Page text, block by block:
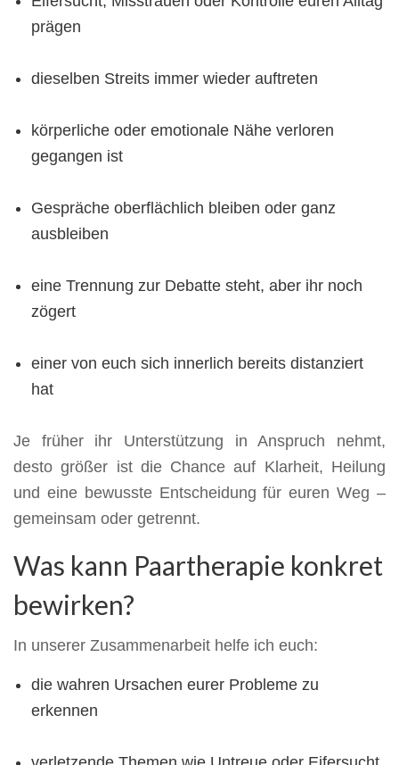
prägen
dieselben Streits immer wieder auftreten
körperliche oder emotionale Nähe verloren
gegangen ist
Gespräche oberflächlich bleiben oder ganz
ausbleiben
eine Trennung zur Debatte steht, aber ihr noch
zögert
einer von euch sich innerlich bereits distanziert
hat
Je früher ihr Unterstützung in Anspruch nehmt,
desto größer ist die Chance auf Klarheit, Heilung
und eine bewusste Entscheidung für euren Weg –
gemeinsam oder getrennt.
Was kann Paartherapie konkret
bewirken?
In unserer Zusammenarbeit helfe ich euch:
die wahren Ursachen eurer Probleme zu
erkennen